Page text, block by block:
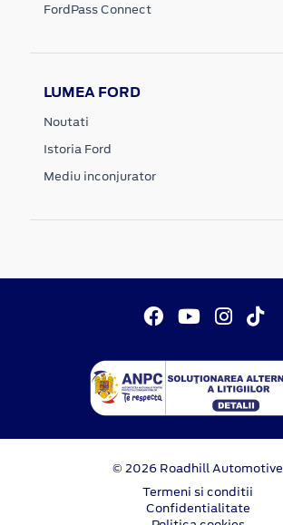
FordPass Connect
LUMEA FORD
Noutati
Istoria Ford
Mediu inconjurator
© 2026 Roadhill Automotive
Termeni si conditii
Confidentialitate